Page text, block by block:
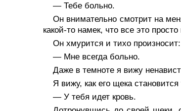
— Тебе больно.
Он внимательно смотрит на
какой-то намек, что все это
Он хмурится и тихо произносит:
— Мне всегда больно.
Даже в темноте я вижу
Я вижу, как его щека
— У тебя идет кровь.